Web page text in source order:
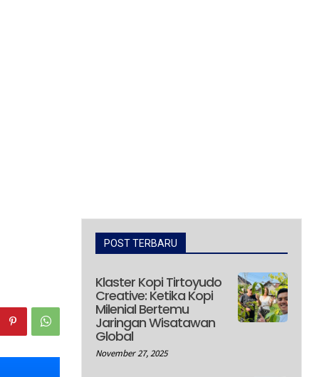
POST TERBARU
Klaster Kopi Tirtoyudo
Creative: Ketika Kopi
Milenial Bertemu
Jaringan Wisatawan
Global
November 27, 2025